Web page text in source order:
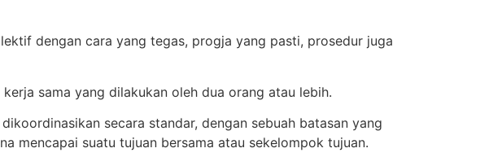
dengan cara yang tegas, progja yang pasti, prosedur juga
sama yang dilakukan oleh dua orang atau lebih.
secara standar, dengan sebuah batasan yang
mencapai suatu tujuan bersama atau sekelompok tujuan.